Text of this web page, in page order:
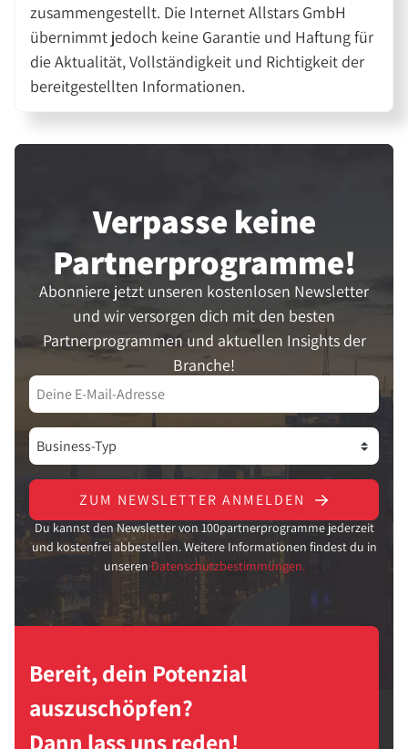
zusammengestellt. Die Internet Allstars GmbH
übernimmt jedoch keine Garantie und Haftung für
die Aktualität, Vollständigkeit und Richtigkeit der
bereitgestellten Informationen.
Verpasse keine
Partner­programme!
Abonniere jetzt unseren kostenlosen Newsletter
und wir versorgen dich mit den besten
Partnerprogrammen und aktuellen Insights der
Branche!
ZUM NEWSLETTER ANMELDEN
Du kannst den Newsletter von 100partnerprogramme jederzeit
und kostenfrei abbestellen. Weitere Informationen findest du in
unseren Datenschutzbestimmungen.
Bereit, dein Potenzial
auszuschöpfen?
Dann lass uns reden!